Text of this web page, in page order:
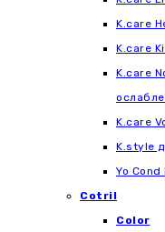
K.care
K.care
K.care
K.care
K.style
Yo
Cotril
Color